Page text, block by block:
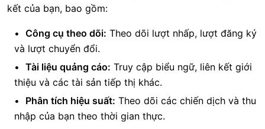
kết của bạn, bao gồm:
Công cụ theo dõi: Theo dõi lượt nhấp, lượt đăng ký
và lượt chuyển đổi.
Tài liệu quảng cáo: Truy cập biểu ngữ, liên kết giới
thiệu và các tài sản tiếp thị khác.
Phân tích hiệu suất: Theo dõi các chiến dịch và thu
nhập của bạn theo thời gian thực.